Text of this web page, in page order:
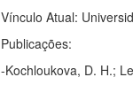
Vínculo Atual:
Publicações:
-Kochloukova, D. H.;